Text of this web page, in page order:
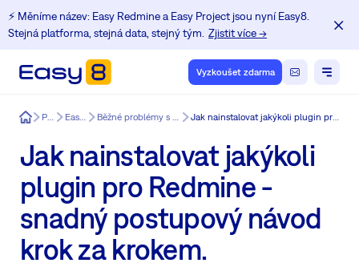
⚡️ Měníme název: Easy Redmine a Easy Project jsou nyní Easy8.
Stejná platforma, stejná data, stejný tým. Zjistit více →
Vyzkoušet zdarma
Easy8 Produkt Easy8 funkce Běžné problémy s instalací a aktualizací Redmine. Jak nainstalovat jakýkoli plugin pro Redmine - snadný postupový návod krok za krokem.
Jak nainstalovat jakýkoli
plugin pro Redmine -
snadný postupový návod
krok za krokem.